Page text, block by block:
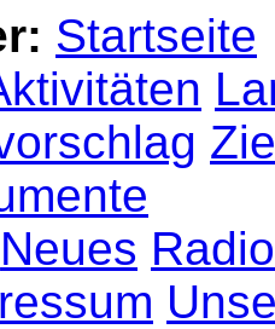
Startseite
Neues